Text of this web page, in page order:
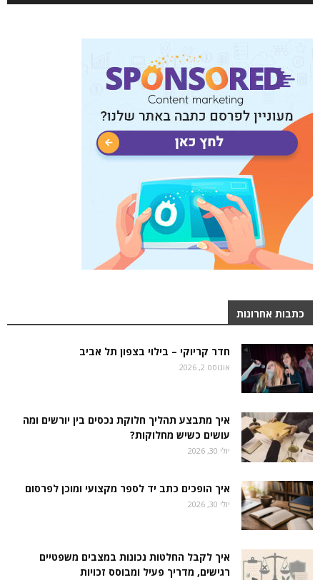
כתבות אחרונות
חדר קריוקי – בילוי בצפון תל אביב
אוגוסט 2, 2026
איך מתבצע תהליך חלוקת נכסים בין יורשים ומה
עושים כשיש מחלוקות?
יולי 30, 2026
איך הופכים כתב יד לספר מקצועי ומוכן לפרסום
יולי 30, 2026
איך לקבל החלטות נכונות במצבים משפטיים
רגישים, מדריך פעיל ומבוסס זכויות